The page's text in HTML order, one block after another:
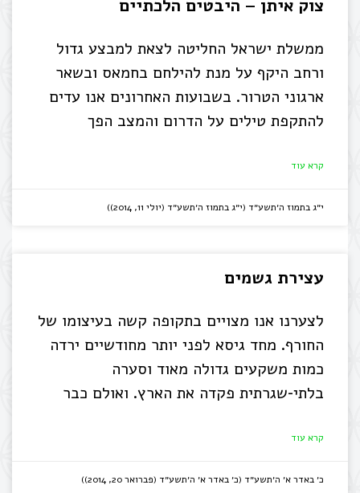
צוק איתן – היבטים הלכתיים
ממשלת ישראל החליטה לצאת למבצע גדול
ורחב היקף על מנת להילחם בחמאס ובשאר
ארגוני הטרור. בשבועות האחרונים אנו עדים
להתקפת טילים על הדרום והמצב הפך
קרא עוד
י״ג בתמוז ה׳תשע״ד (י״ג בתמוז ה׳תשע״ד (יולי 11, 2014))
עצירת גשמים
לצערנו אנו מצויים בתקופה קשה בעיצומו של
החורף. מחד גיסא לפני יותר מחודשיים ירדה
כמות משקעים גדולה מאוד וסערה
בלתי-שגרתית פקדה את הארץ. ואולם כבר
קרא עוד
כ׳ באדר א׳ ה׳תשע״ד (כ׳ באדר א׳ ה׳תשע״ד (פברואר 20, 2014))